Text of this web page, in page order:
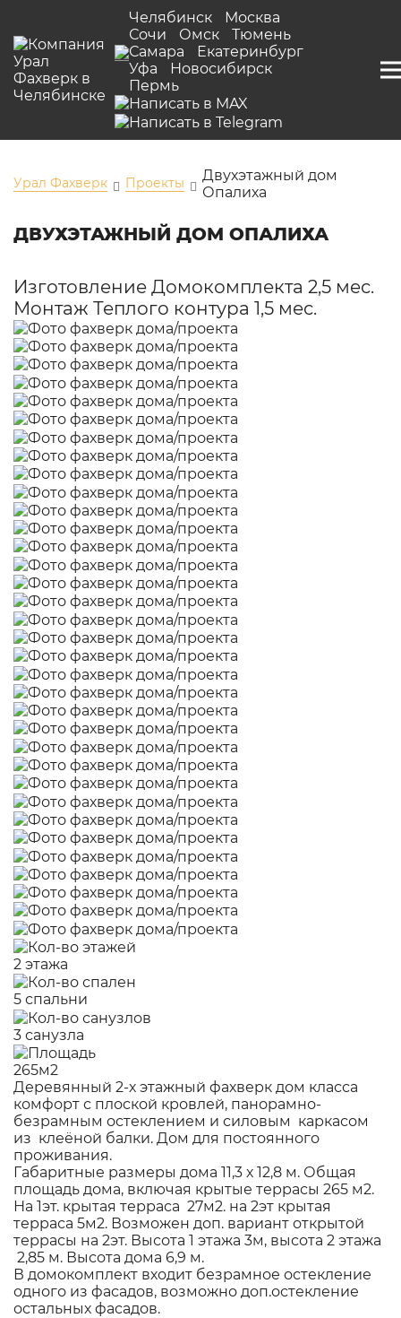
Челябинск
Москва
Сочи
Омск
Тюмень
Самара
Екатеринбург
Уфа
Новосибирск
Пермь
Урал Фахверк Проекты
Двухэтажный дом
Опалиха
ДВУХЭТАЖНЫЙ ДОМ ОПАЛИХА
Изготовление Домокомплекта 2,5 мес.
Монтаж Теплого контура 1,5 мес.
2 этажа
5 спальни
3 санузла
265м2
Деревянный 2-х этажный фахверк дом класса
комфорт с плоской кровлей, панорамно-
безрамным остеклением и силовым каркасом
из клеёной балки. Дом для постоянного
проживания.
Габаритные размеры дома 11,3 х 12,8 м. Общая
площадь дома, включая крытые террасы 265 м2.
На 1эт. крытая терраса 27м2. на 2эт крытая
терраса 5м2. Возможен доп. вариант открытой
террасы на 2эт. Высота 1 этажа 3м, высота 2 этажа
2,85 м. Высота дома 6,9 м.
В домокомплект входит безрамное остекление
одного из фасадов, возможно доп.остекление
остальных фасадов.